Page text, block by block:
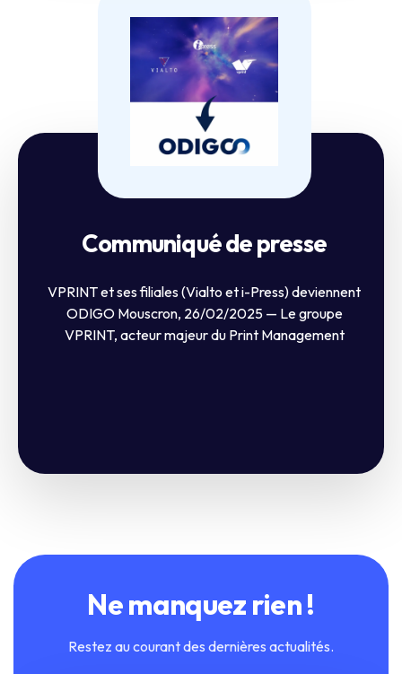
Communiqué de presse
VPRINT et ses filiales (Vialto et i-Press) deviennent
ODIGO Mouscron, 26/02/2025 — Le groupe
VPRINT, acteur majeur du Print Management
Ne manquez rien !
Restez au courant des dernières actualités.